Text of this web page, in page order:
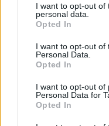
not limited to your visit
grant or deny consent
use your data for below
consent section.
I want to opt-out of
personal data.
Opted In
I want to opt-out of
Personal Data.
Opted In
I want to opt-out of
Personal Data for
Opted In
fontos leckeként
tökéletlenségnek!
elvesszünk a
próbáld meg
A telefonunkat ma